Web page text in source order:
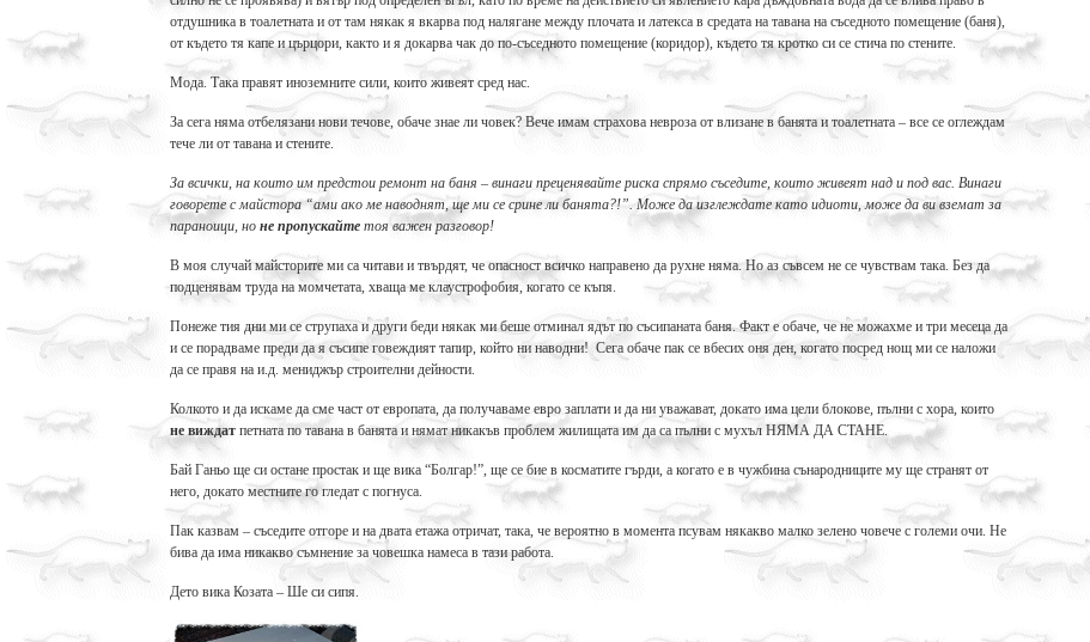
отдушника в тоалетната и от там някак я вкарва под налягане между плочата и латекса в средата на тавана на съседното помещение (баня),
от където тя капе и църцори, както и я докарва чак до по-съседното помещение (коридор), където тя кротко си се стича по стените.
Мода. Така правят иноземните сили, които живеят сред нас.
За сега няма отбелязани нови течове, обаче знае ли човек? Вече имам страхова невроза от влизане в банята и тоалетната – все се оглеждам
тече ли от тавана и стените.
За всички, на които им предстои ремонт на баня – винаги преценявайте риска спрямо съседите, които живеят над и под вас. Винаги
говорете с майстора “ами ако ме наводнят, ще ми се срине ли банята?!”. Може да изглеждате като идиоти, може да ви вземат за
параноици, но не пропускайте тоя важен разговор!
В моя случай майсторите ми са читави и твърдят, че опасност всичко направено да рухне няма. Но аз съвсем не се чувствам така. Без да
подценявам труда на момчетата, хваща ме клаустрофобия, когато се къпя.
Понеже тия дни ми се струпаха и други беди някак ми беше отминал ядът по съсипаната баня. Факт е обаче, че не можахме и три месеца да
и се порадваме преди да я съсипе говеждият тапир, който ни наводни! Сега обаче пак се вбесих оня ден, когато посред нощ ми се наложи
да се правя на и.д. мениджър строителни дейности.
Колкото и да искаме да сме част от европата, да получаваме евро заплати и да ни уважават, докато има цели блокове, пълни с хора, които
не виждат петната по тавана в банята и нямат никакъв проблем жилищата им да са пълни с мухъл НЯМА ДА СТАНЕ.
Бай Ганьо ще си остане простак и ще вика “Болгар!”, ще се бие в косматите гърди, а когато е в чужбина сънародниците му ще странят от
него, докато местните го гледат с погнуса.
Пак казвам – съседите отгоре и на двата етажа отричат, така, че вероятно в момента псувам някакво малко зелено човече с големи очи. Не
бива да има никакво съмнение за човешка намеса в тази работа.
Дето вика Козата – Ше си сипя.